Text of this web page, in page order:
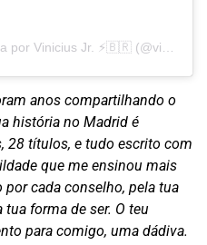
Uma publicação compartilhada por Vinicius Jr. ⚡️🇧🇷 (@vinijr)
anos compartilhando o
história no Madrid é
28 títulos, e tudo escrito com
que me ensinou mais
cada conselho, pela tua
forma de ser. O teu
para comigo, uma dádiva.